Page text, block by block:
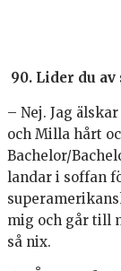
90. Lider du av
– Nej. Jag
och Milla hårt
Bachelor/
landar i soffan
mig och går till
så nix.